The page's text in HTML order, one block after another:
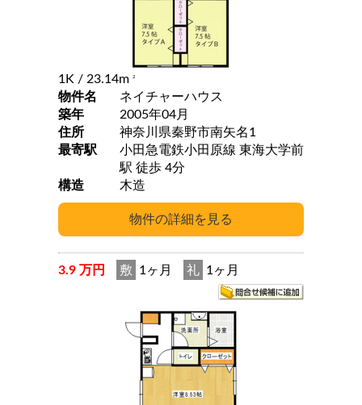
1K / 23.14m 2
物件名
ネイチャーハウス
築年
2005年04月
住所
神奈川県秦野市南矢名1
最寄駅
小田急電鉄小田原線 東海大学前
駅 徒歩 4分
構造
木造
3.9 万円 敷 1ヶ月 礼 1ヶ月